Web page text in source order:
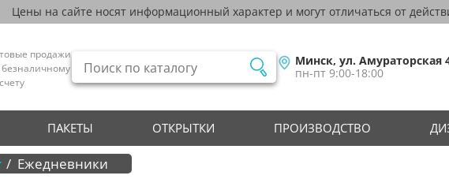
Цены на сайте носят информационный характер и могут отличаться от
продажи
Минск, ул. Амураторская
пн-пт 9:00-18:00
ПАКЕТЫ ОТКРЫТКИ ПРОИЗВОДСТВО
Ежедневники